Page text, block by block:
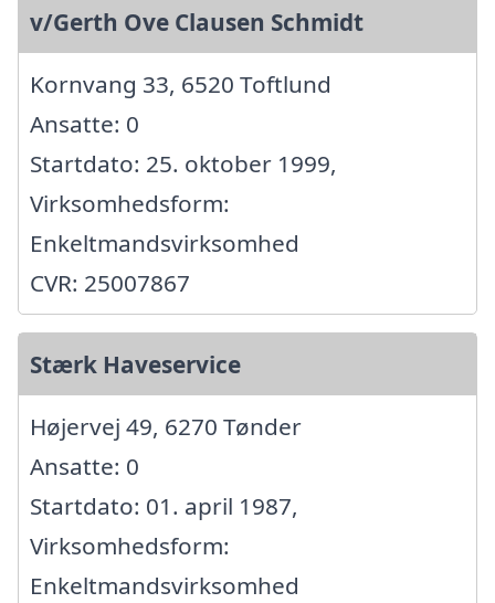
v/Gerth Ove Clausen Schmidt
Kornvang 33, 6520 Toftlund
Ansatte: 0
Startdato: 25. oktober 1999,
Virksomhedsform:
Enkeltmandsvirksomhed
CVR: 25007867
Stærk Haveservice
Højervej 49, 6270 Tønder
Ansatte: 0
Startdato: 01. april 1987,
Virksomhedsform:
Enkeltmandsvirksomhed